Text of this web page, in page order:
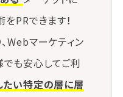
る価格設定の複
応が有効です。
PRできます！
Webマーケティン
も安心してご利
たい特定の層に層